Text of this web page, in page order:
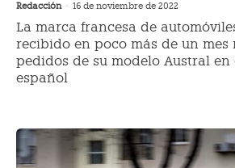
Redacción - 16 de noviembre de 2022
La marca francesa de
recibido en poco más de un mes
pedidos de su modelo Austral en
español